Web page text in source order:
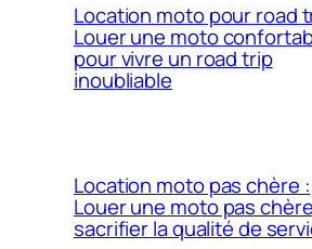
Location moto pour road
Louer une moto
pour vivre un road trip
inoubliable
Location moto pas chère :
Louer une moto pas
sacrifier la qualité de